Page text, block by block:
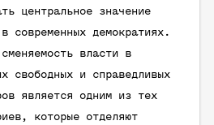
центральное значение
современных демократиях.
власти в
свободных и справедливых
является одним из тех
которые отделяют